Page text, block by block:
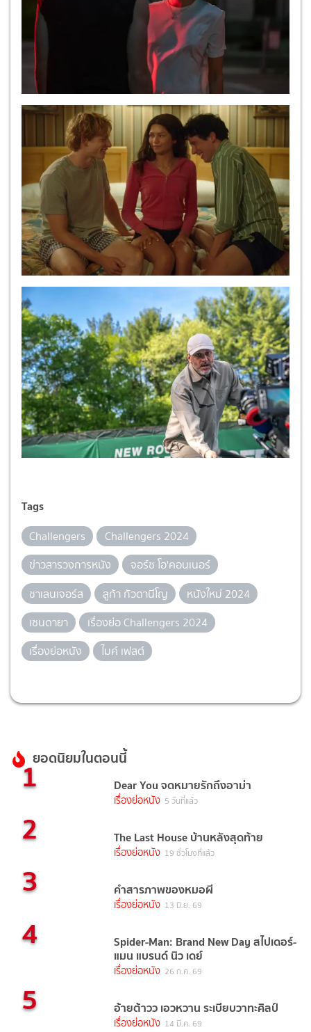
Tags
Challengers
Challengers 2024
ข่าวสารวงการหนัง
จอร์ช โอ'คอนเนอร์
ชาเลนเจอร์ส
ลูก้า กัวดานีโญ
หนังใหม่ 2024
เซนดายา
เรื่องย่อ Challengers 2024
เรื่องย่อหนัง
ไมค์ เฟสต์
ยอดนิยมในตอนนี้
1 Dear You จดหมายรักถึงอาม่า
เรื่องย่อหนัง 5 วันที่แล้ว
2 The Last House บ้านหลังสุดท้าย
เรื่องย่อหนัง 19 ชั่วโมงที่แล้ว
3 คำสารภาพของหมอผี
เรื่องย่อหนัง 13 มิ.ย. 69
4 Spider-Man: Brand New Day สไปเดอร์-
แมน แบรนด์ นิว เดย์
เรื่องย่อหนัง 26 ก.ค. 69
5 อ้ายต้าวว เอวหวาน ระเบียบวาทะศิลป์
เรื่องย่อหนัง 14 มี.ค. 69